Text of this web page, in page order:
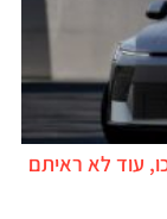
לא ראיתם